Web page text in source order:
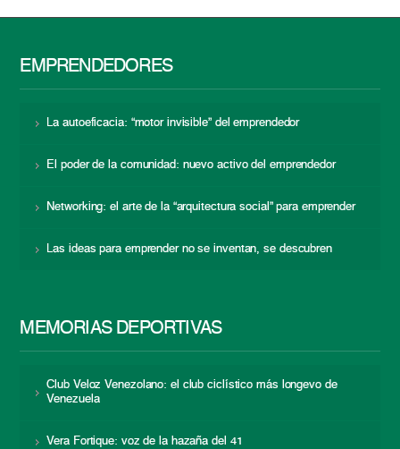
EMPRENDEDORES
La autoeficacia: “motor invisible” del emprendedor
El poder de la comunidad: nuevo activo del emprendedor
Networking: el arte de la “arquitectura social” para emprender
Las ideas para emprender no se inventan, se descubren
MEMORIAS DEPORTIVAS
Club Veloz Venezolano: el club ciclístico más longevo de
Venezuela
Vera Fortique: voz de la hazaña del 41